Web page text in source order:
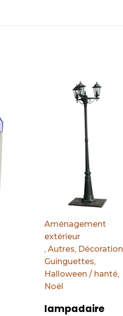
Aménagement
extérieur
, Autres, Décoration
Guinguettes,
Halloween / hanté,
Noël
lampadaire